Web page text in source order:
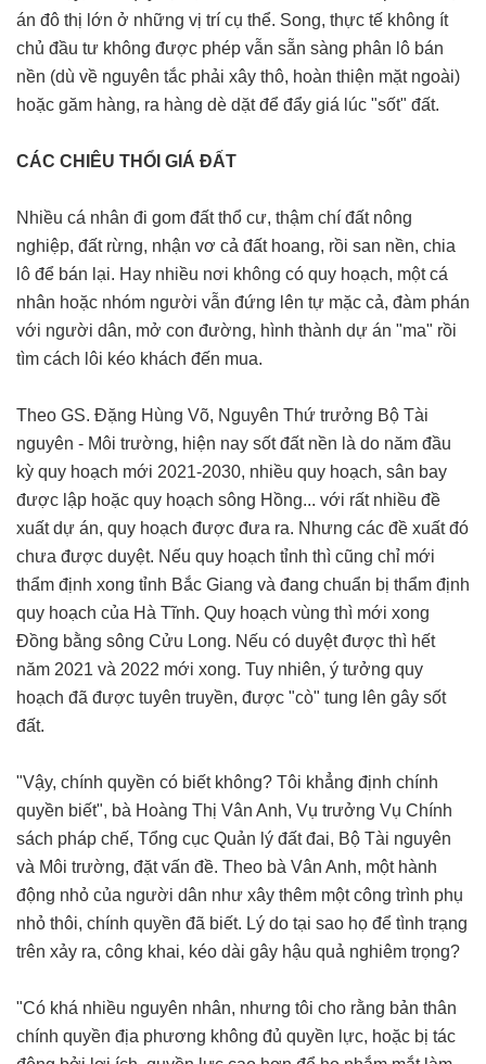
án đô thị lớn ở những vị trí cụ thể. Song, thực tế không ít
chủ đầu tư không được phép vẫn sẵn sàng phân lô bán
nền (dù về nguyên tắc phải xây thô, hoàn thiện mặt ngoài)
hoặc găm hàng, ra hàng dè dặt để đẩy giá lúc "sốt" đất.
CÁC CHIÊU THỔI GIÁ ĐẤT
Nhiều cá nhân đi gom đất thổ cư, thậm chí đất nông
nghiệp, đất rừng, nhận vơ cả đất hoang, rồi san nền, chia
lô để bán lại. Hay nhiều nơi không có quy hoạch, một cá
nhân hoặc nhóm người vẫn đứng lên tự mặc cả, đàm phán
với người dân, mở con đường, hình thành dự án "ma" rồi
tìm cách lôi kéo khách đến mua.
Theo GS. Đặng Hùng Võ, Nguyên Thứ trưởng Bộ Tài
nguyên - Môi trường, hiện nay sốt đất nền là do năm đầu
kỳ quy hoạch mới 2021-2030, nhiều quy hoạch, sân bay
được lập hoặc quy hoạch sông Hồng... với rất nhiều đề
xuất dự án, quy hoạch được đưa ra. Nhưng các đề xuất đó
chưa được duyệt. Nếu quy hoạch tỉnh thì cũng chỉ mới
thẩm định xong tỉnh Bắc Giang và đang chuẩn bị thẩm định
quy hoạch của Hà Tĩnh. Quy hoạch vùng thì mới xong
Đồng bằng sông Cửu Long. Nếu có duyệt được thì hết
năm 2021 và 2022 mới xong. Tuy nhiên, ý tưởng quy
hoạch đã được tuyên truyền, được "cò" tung lên gây sốt
đất.
"Vậy, chính quyền có biết không? Tôi khẳng định chính
quyền biết", bà Hoàng Thị Vân Anh, Vụ trưởng Vụ Chính
sách pháp chế, Tổng cục Quản lý đất đai, Bộ Tài nguyên
và Môi trường, đặt vấn đề. Theo bà Vân Anh, một hành
động nhỏ của người dân như xây thêm một công trình phụ
nhỏ thôi, chính quyền đã biết. Lý do tại sao họ để tình trạng
trên xảy ra, công khai, kéo dài gây hậu quả nghiêm trọng?
"Có khá nhiều nguyên nhân, nhưng tôi cho rằng bản thân
chính quyền địa phương không đủ quyền lực, hoặc bị tác